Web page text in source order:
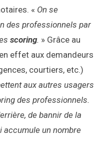
« On se
des professionnels par
scoring. » Grâce au
effet aux demandeurs
courtiers, etc.)
aux autres usagers
des professionnels.
de bannir de la
un nombre